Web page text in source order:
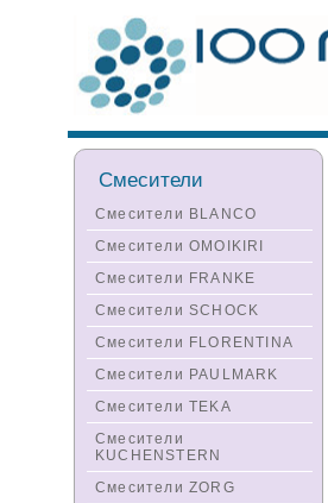
Смесители
Смесители BLANCO
Смесители OMOIKIRI
Смесители FRANKE
Смесители SCHOCK
Смесители FLORENTINA
Смесители PAULMARK
Смесители TEKA
Смесители
KUCHENSTERN
Смесители ZORG